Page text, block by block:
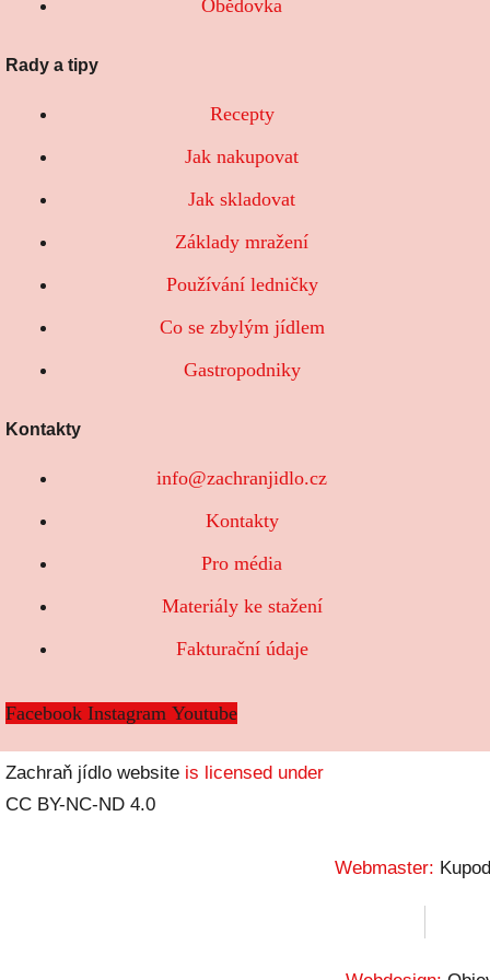
Obědovka
Rady a tipy
Recepty
Jak nakupovat
Jak skladovat
Základy mražení
Používání ledničky
Co se zbylým jídlem
Gastropodniky
Kontakty
info@zachranjidlo.cz
Kontakty
Pro média
Materiály ke stažení
Fakturační údaje
Facebook Instagram Youtube
Zachraň jídlo website is licensed under
CC BY-NC-ND 4.0
Webmaster: